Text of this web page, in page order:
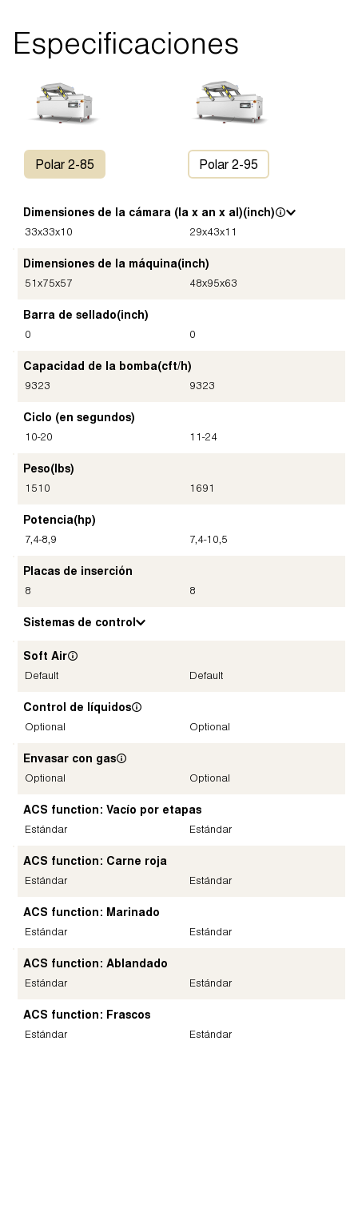
Especificaciones
Polar 2-85 Polar 2-95
Dimensiones de la cámara (la x an x al)(inch)
33x33x10 29x43x11
Dimensiones de la máquina(inch)
51x75x57 48x95x63
Barra de sellado(inch)
0 0
Capacidad de la bomba(cft/h)
9323 9323
Ciclo (en segundos)
10-20 11-24
Peso(lbs)
1510 1691
Potencia(hp)
7,4-8,9 7,4-10,5
Placas de inserción
8 8
Sistemas de control
Soft Air
Default Default
Control de líquidos
Optional Optional
Envasar con gas
Optional Optional
ACS function: Vacío por etapas
Estándar Estándar
ACS function: Carne roja
Estándar Estándar
ACS function: Marinado
Estándar Estándar
ACS function: Ablandado
Estándar Estándar
ACS function: Frascos
Estándar Estándar